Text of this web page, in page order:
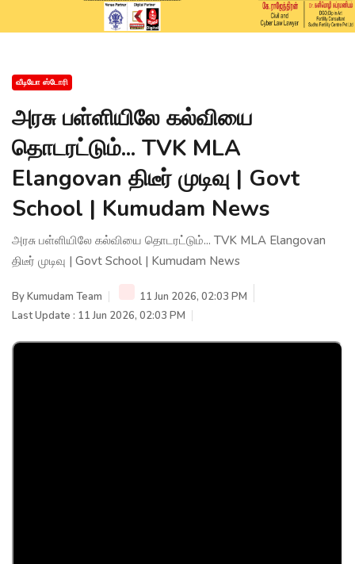
வீடியோ ஸ்டோரி
அரசு பள்ளியிலே கல்வியை
தொடரட்டும்... TVK MLA
Elangovan திடீர் முடிவு | Govt
School | Kumudam News
அரசு பள்ளியிலே கல்வியை தொடரட்டும்... TVK MLA Elangovan
திடீர் முடிவு | Govt School | Kumudam News
ByKumudam Team
11 Jun 2026, 02:03 PM
Last Update : 11 Jun 2026, 02:03 PM